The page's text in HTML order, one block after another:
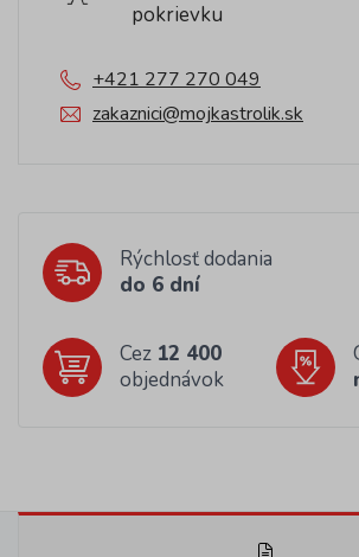
pokrievku
+421 277 270 049
zakaznici@mojkastrolik.sk
Rýchlosť dodania
do 6 dní
Cez 12 400
objednávok